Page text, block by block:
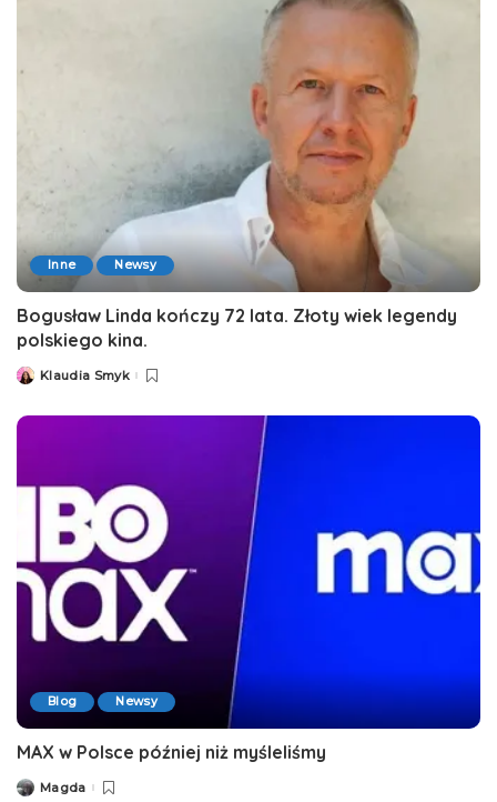
Inne Newsy
Bogusław Linda kończy 72 lata. Złoty wiek legendy
polskiego kina.
PostedKlaudia Smyk
Blog Newsy
MAX w Polsce później niż myśleliśmy
PostedMagda